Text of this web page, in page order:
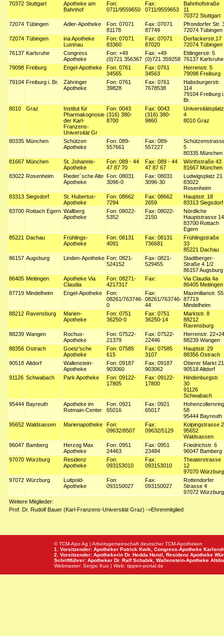
70372 Stuttgart
Apotheke am
Bahnhof
Fon:
0711/9559650
Fax:
0711/9559653
Bahnhofstraße
11
70372 Stuttgart
72074 Tübingen Adler-Apotheke
Fon: 07071
81178
Fax: 07071
87749
Pfrondorfer Str.
72074 Tübingen
72074 Tübingen
ina Apotheke
Lustnau
Fon: 07071
83360
Fax: 07071
87020
Dorfackerstr.17
72074 Tübingen
76137 Karlsruhe
Congress
Apotheke
Fon: +49
(0)721 356367
Fax: +49
(0)721 359258
Ettlingerstr. 5
76137 Karlsruhe
79098 Freiburg Engel-Apotheke
Fon: 0761
34565
Fax: 0761
34563
Herrenstr. 5
79098 Freiburg
79104 Freiburg i. Br.
Zähringer
Apotheke
Fon: 0761
39828
Fax: 0761
7678538
Habsburgerstr.
114
79104 Freiburg i.
Br.
8010
Graz
Institut für
Pharmakognosie
der Karl-
Franzens-
Universität Gr
Fon: 0043
(316) 380-
8700
Fax: 0043
(316) 380-
9860
Universitätsplatz
4
8010 Graz
80335 München
Schützen
Apotheke
Fon: 089-
557661
Fax: 089-
557227
5
80335 München
81667 München
St. Johannis-
Apotheke
Fon: 089 - 44
47 87 70
Fax: 089 - 44
47 87 67
Wörthstraße 43
81667 München
83022 Rosenheim
Rieder´sche Alte
Apotheke
Fon: 08031
3096-0
Fax: 08031
3096-30
Ludwigsplatz 21
83022
Rosenheim
83313 Siegsdorf
St. Hubertus-
Apotheke
Fon: 08662
7294
Fax: 08662
2659
Hauptstr. 18
83313 Siegsdorf
83700 Rottach Egern Wallberg
Apotheke
Fon: 08022-
5352
Fax: 08022-
2150
Nördliche
Hauptstrasse 14
83700 Rottach
Egern
85221 Dachau
Frühlings-
Apotheke
Fon: 08131
4091
Fax: 08131
736681
Frühlingstraße
33
85221 Dachau
86157 Augsburg Linden-Apotheke Fon: 0821-
524152
Fax: 0821-
529455
Stadtberger-
Straße 4 1/2
86157 Augsburg
86405 Meitingen
Apotheke Via
Claudia
Fon: 08271-
4217317
Fax:
Via Claudia 4a
86405 Meitingen
87719 Mindelheim Engel-Apotheke
Fon:
08261/763746-
0
Fax:
08261/763746-
44
Maximilianstr. 55
87719
Mindelheim
88212 Ravensburg
Marien-
Apotheke
Fon: 0751
36250-0
Fax: 0751
36250-14
Marktstr. 8
88212
Ravensburg
88239 Wangen
Rochus-
Apotheke
Fon: 07522-
21379
Fax: 07522-
22446
Herrenstr. 22+24
88239 Wangen
88356 Ostrach
Goetz'sche
Apotheke
Fon: 07585
615
Fax: 07585
3107
Hauptstr. 29
88356 Ostrach
90518 Altdorf
Wallenstein-
Apotheke
Fon: 09187
903060
Fax: 09187
903062
Oberer Markt 21
90518 Altdorf
91126 Schwabach Park Apotheke
Fon: 09122-
17805
Fax: 09122-
17800
Hindenburgstr.
30
91126
Schwabach
95444 Bayreuth
Apotheke im
Rotmain-Center
Fon: 0921
65016
Fax: 0921
65017
Hohenzollernring
58
95444 Bayreuth
95652 Waldsassen Marienapotheke
Fon:
09632/8507
Fax:
09632/5129
Kolpingstrasse 2
95652
Waldsassen
96047 Bamberg
Herzog Max
Apotheke
Fon: 0951
24463
Fax: 0951
23484
Friedrichstr. 6
96047 Bamberg
97070 Würzburg
Residenz
Apotheke
Fon:
093153010
Fax:
093153010
Theaterstrasse
12
97070 Würzburg
97072 Würzburg
Luitpold-
Apotheke
Fon:
093150027
Fax:
093150027
Rottendorfer
Strasse 4
97072 Würzburg
Weitere Mitglieder:
Prof. Dr. Rudolf Bauer (Karl-Franzens-Universität Graz) ->Ehrenmitglied
© TCM-Apo Ag | Arbeitsgemeinschaft deutscher TCM-Apotheken
1. Vorsitzender: Apotheker Patrick Kwik, Congress-Apotheke
2. Vorsitzender: Apothekerin Dr. Hedda Henzl, Residenz Apotheke
Schriftführer: Apotheker Dr. Ralf Schabik, Wallenstein-Apotheke
Webmaster: Sergio Kuo | Web: tippen-portal.de